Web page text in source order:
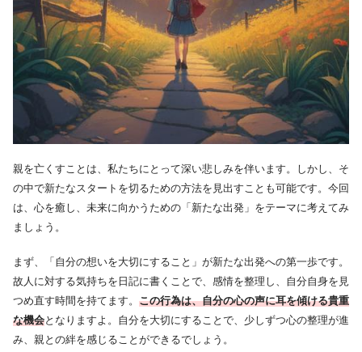
親を亡くすことは、私たちにとって深い悲しみを伴います。しかし、そ
の中で新たなスタートを切るための方法を見出すことも可能です。今回
は、心を癒し、未来に向かうための「新たな出発」をテーマに考えてみ
ましょう。
まず、「自分の想いを大切にすること」が新たな出発への第一歩です。
故人に対する気持ちを日記に書くことで、感情を整理し、自分自身を見
つめ直す時間を持てます。 この行為は、自分の心の声に耳を傾ける貴重
な機会となりますよ。自分を大切にすることで、少しずつ心の整理が進
み、親との絆を感じることができるでしょう。